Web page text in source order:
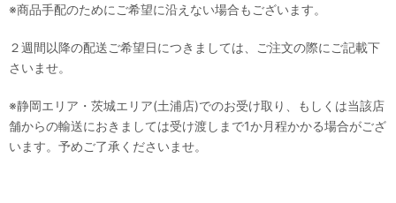
※商品手配のためにご希望に沿えない場合もございます。
２週間以降の配送ご希望日につきましては、ご注文の際にご記載下
さいませ。
※静岡エリア・茨城エリア(土浦店)でのお受け取り、もしくは当該店
舗からの輸送におきましては受け渡しまで1か月程かかる場合がござ
います。予めご了承くださいませ。